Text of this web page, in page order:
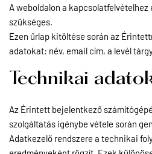
A weboldalon a kapcsolatfelvételhez
szükséges.
Ezen űrlap kitöltése során az
adatokat: név, email cím, a levél
Technikai
Az Érintett bejelentkező
szolgáltatás igénybe vétele során
Adatkezelő rendszere a technikai